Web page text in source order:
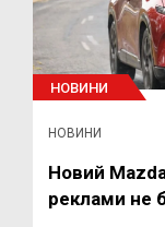
НОВИНИ
НОВИНИ
Новий
реклами не